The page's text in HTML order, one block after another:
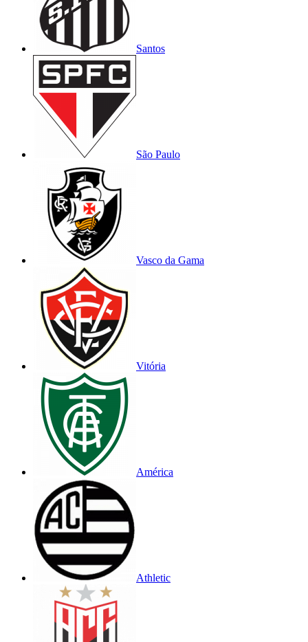
Santos
São Paulo
Vasco da Gama
Vitória
América
Athletic